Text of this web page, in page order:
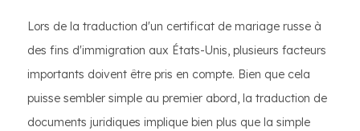
Lors de la traduction d'un certificat de mariage russe à
des fins d'immigration aux États-Unis, plusieurs facteurs
importants doivent être pris en compte. Bien que cela
puisse sembler simple au premier abord, la traduction de
documents juridiques implique bien plus que la simple